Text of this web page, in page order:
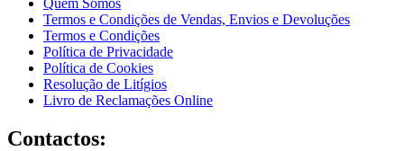
Termos e Condições de Vendas, Envios e Devoluções
Termos e Condições
Política de Privacidade
Política de Cookies
Resolução de Litígios
Livro de Reclamações Online
Contactos: